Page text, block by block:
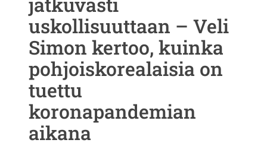
uskollisuuttaan – Veli
Simon kertoo, kuinka
pohjoiskorealaisia on
tuettu
koronapandemian
aikana